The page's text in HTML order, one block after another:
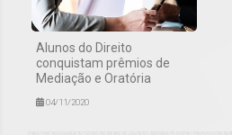
Alunos do Direito
conquistam prêmios de
Mediação e Oratória
04/11/2020